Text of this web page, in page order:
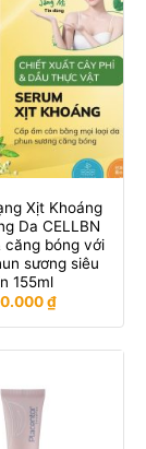
Xịt Khoáng
Da CELLBN
căng bóng với
sương siêu
155ml
₫